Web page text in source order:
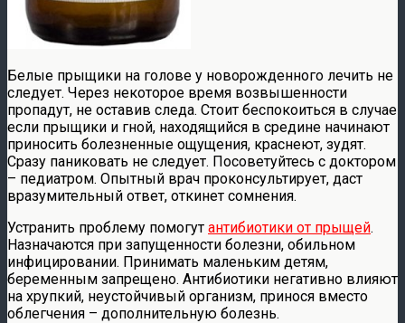
Белые прыщики на голове у новорожденного лечить не
следует. Через некоторое время возвышенности
пропадут, не оставив следа. Стоит беспокоиться в случае
если прыщики и гной, находящийся в средине начинают
приносить болезненные ощущения, краснеют, зудят.
Сразу паниковать не следует. Посоветуйтесь с доктором
– педиатром. Опытный врач проконсультирует, даст
вразумительный ответ, откинет сомнения.
Устранить проблему помогут антибиотики от прыщей.
Назначаются при запущенности болезни, обильном
инфицировании. Принимать маленьким детям,
беременным запрещено. Антибиотики негативно влияют
на хрупкий, неустойчивый организм, принося вместо
облегчения – дополнительную болезнь.